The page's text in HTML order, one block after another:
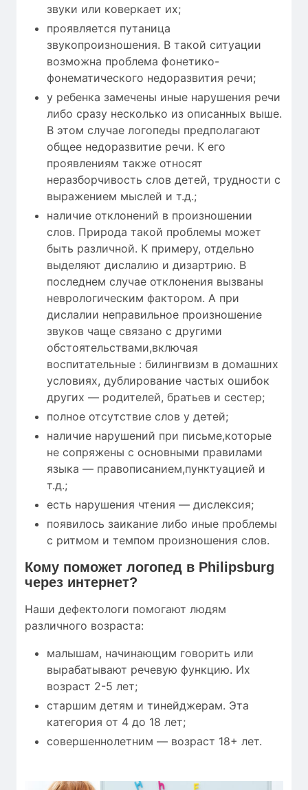
звуки или коверкает их;
проявляется путаница
звукопроизношения. В такой ситуации
возможна проблема фонетико-
фонематического недоразвития речи;
у ребенка замечены иные нарушения речи
либо сразу несколько из описанных выше.
В этом случае логопеды предполагают
общее недоразвитие речи. К его
проявлениям также относят
неразборчивость слов детей, трудности с
выражением мыслей и т.д.;
наличие отклонений в произношении
слов. Природа такой проблемы может
быть различной. К примеру, отдельно
выделяют дислалию и дизартрию. В
последнем случае отклонения вызваны
неврологическим фактором. А при
дислалии неправильное произношение
звуков чаще связано с другими
обстоятельствами,включая
воспитательные : билингвизм в домашних
условиях, дублирование частых ошибок
других — родителей, братьев и сестер;
полное отсутствие слов у детей;
наличие нарушений при письме,которые
не сопряжены с основными правилами
языка — правописанием,пунктуацией и
т.д.;
есть нарушения чтения — дислексия;
появилось заикание либо иные проблемы
с ритмом и темпом произношения слов.
Кому поможет логопед в Philipsburg
через интернет?
Наши дефектологи помогают людям
различного возраста:
малышам, начинающим говорить или
вырабатывают речевую функцию. Их
возраст 2-5 лет;
старшим детям и тинейджерам. Эта
категория от 4 до 18 лет;
совершеннолетним — возраст 18+ лет.